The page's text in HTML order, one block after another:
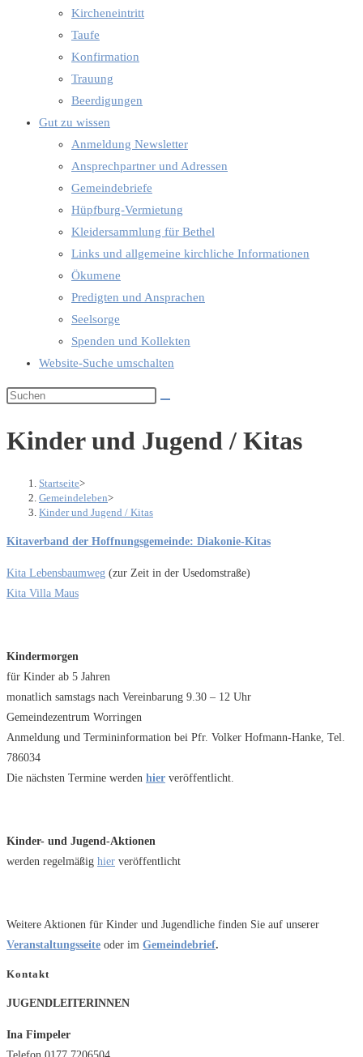
Kircheneintritt
Taufe
Konfirmation
Trauung
Beerdigungen
Gut zu wissen
Anmeldung Newsletter
Ansprechpartner und Adressen
Gemeindebriefe
Hüpfburg-Vermietung
Kleidersammlung für Bethel
Links und allgemeine kirchliche Informationen
Ökumene
Predigten und Ansprachen
Seelsorge
Spenden und Kollekten
Website-Suche umschalten
Kinder und Jugend / Kitas
Startseite>
Gemeindeleben>
Kinder und Jugend / Kitas
Kitaverband der Hoffnungsgemeinde: Diakonie-Kitas
Kita Lebensbaumweg (zur Zeit in der Usedomstraße)
Kita Villa Maus
Kindermorgen
für Kinder ab 5 Jahren
monatlich samstags nach Vereinbarung 9.30 – 12 Uhr
Gemeindezentrum Worringen
Anmeldung und Termininformation bei Pfr. Volker Hofmann-Hanke, Tel.
786034
Die nächsten Termine werden hier veröffentlicht.
Kinder- und Jugend-Aktionen
werden regelmäßig hier veröffentlicht
Weitere Aktionen für Kinder und Jugendliche finden Sie auf unserer
Veranstaltungsseite oder im Gemeindebrief.
Kontakt
JUGENDLEITERINNEN
Ina Fimpeler